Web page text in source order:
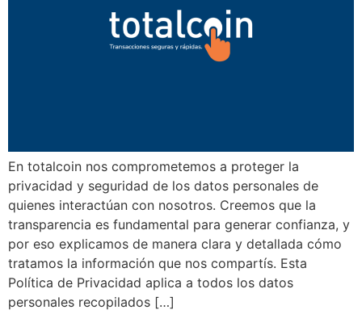
En totalcoin nos comprometemos a proteger la
privacidad y seguridad de los datos personales de
quienes interactúan con nosotros. Creemos que la
transparencia es fundamental para generar confianza, y
por eso explicamos de manera clara y detallada cómo
tratamos la información que nos compartís. Esta
Política de Privacidad aplica a todos los datos
personales recopilados […]